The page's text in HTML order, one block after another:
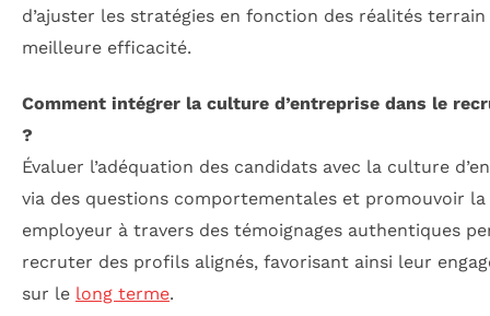
d’ajuster les stratégies en fonction des réalités
meilleure efficacité.
Comment intégrer la culture d’entreprise dans le
?
Évaluer l’adéquation des candidats avec la culture
via des questions comportementales et promouvoir la
employeur à travers des témoignages authentiques
recruter des profils alignés, favorisant ainsi leur
sur le long terme.